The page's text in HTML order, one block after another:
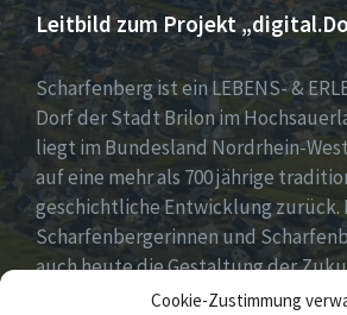
Cookie-Zustimmung
Leitbild zum Projekt
Scharfenberg ist ein LEBENS- &
Dorf der Stadt Brilon im
liegt im Bundesland Nordrhein-
auf eine mehr als 700 jährige
geschichtliche Entwicklung zurück.
Scharfenbergerinnen und
auch heute die Gestaltung der
Händen mit neuen, innovativen und